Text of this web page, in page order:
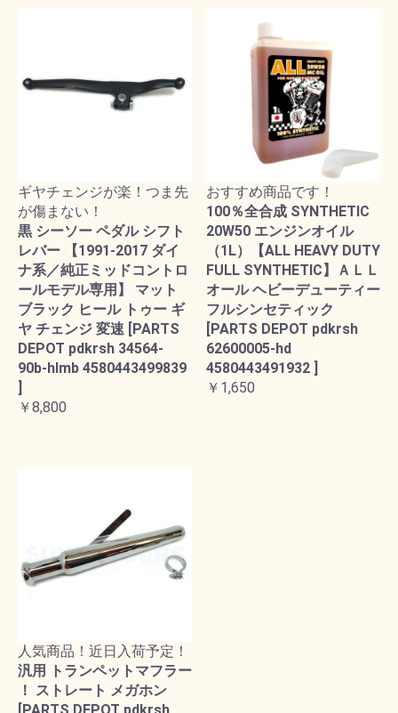
ギヤチェンジが楽！つま先
が傷まない！
黒 シーソー ペダル シフト
レバー 【1991-2017 ダイ
ナ系／純正ミッドコントロ
ールモデル専用】 マット
ブラック ヒール トゥー ギ
ヤ チェンジ 変速 [PARTS
DEPOT pdkrsh 34564-
90b-hlmb 4580443499839
]
￥8,800
おすすめ商品です！
100％全合成 SYNTHETIC
20W50 エンジンオイル
（1L）【ALL HEAVY DUTY
FULL SYNTHETIC】ＡＬＬ
オール ヘビーデューティー
フルシンセティック
[PARTS DEPOT pdkrsh
62600005-hd
4580443491932 ]
￥1,650
人気商品！近日入荷予定！
汎用 トランペットマフラー
！ ストレート メガホン